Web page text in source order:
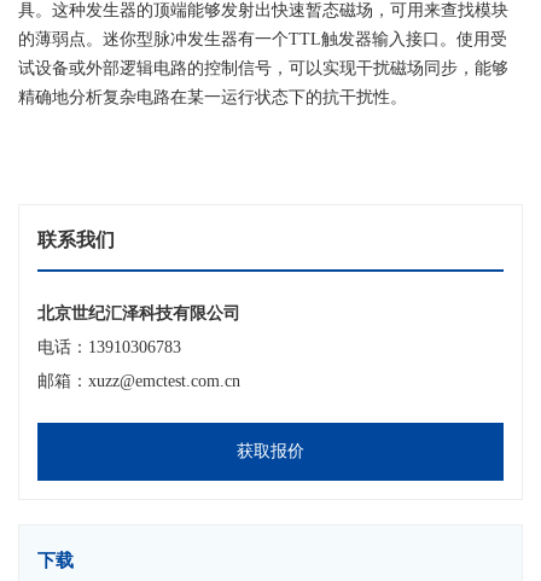
数
具。这种发生器的顶端能够发射出快速暂态磁场，可用来查找模块
的薄弱点。迷你型脉冲发生器有一个TTL触发器输入接口。使用受
试设备或外部逻辑电路的控制信号，可以实现干扰磁场同步，能够
精确地分析复杂电路在某一运行状态下的抗干扰性。
联系我们
北京世纪汇泽科技有限公司
电话：13910306783
邮箱：xuzz@emctest.com.cn
获取报价
下载